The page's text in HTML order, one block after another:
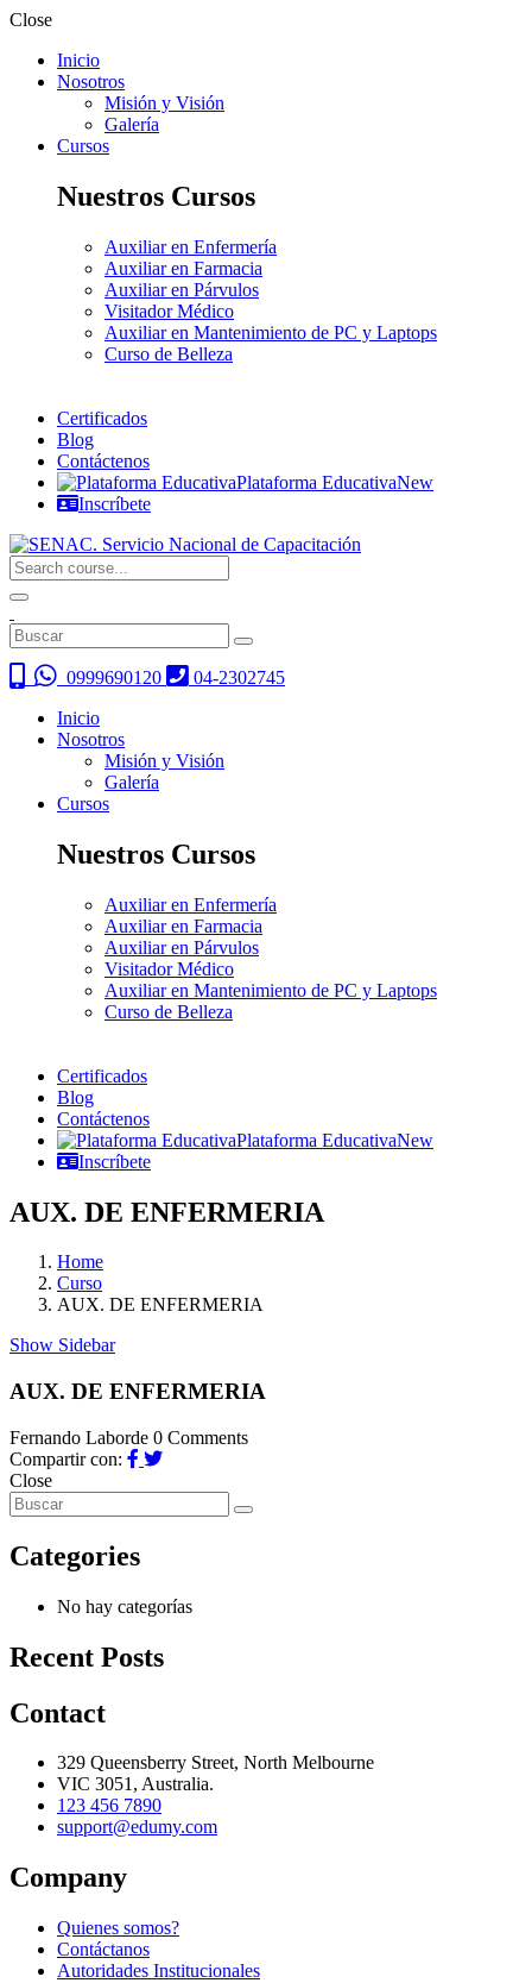
Close
Inicio
Nosotros
Misión y Visión
Galería
Cursos
Nuestros Cursos
Auxiliar en Enfermería
Auxiliar en Farmacia
Auxiliar en Párvulos
Visitador Médico
Auxiliar en Mantenimiento de PC y Laptops
Curso de Belleza
Certificados
Blog
Contáctenos
Plataforma EducativaNew
Inscríbete
0999690120
04-2302745
Inicio
Nosotros
Misión y Visión
Galería
Cursos
Nuestros Cursos
Auxiliar en Enfermería
Auxiliar en Farmacia
Auxiliar en Párvulos
Visitador Médico
Auxiliar en Mantenimiento de PC y Laptops
Curso de Belleza
Certificados
Blog
Contáctenos
Plataforma EducativaNew
Inscríbete
AUX. DE ENFERMERIA
Home
Curso
AUX. DE ENFERMERIA
Show Sidebar
AUX. DE ENFERMERIA
Fernando Laborde 0 Comments
Compartir con:
Close
Categories
No hay categorías
Recent Posts
Contact
329 Queensberry Street, North Melbourne
VIC 3051, Australia.
123 456 7890
support@edumy.com
Company
Quienes somos?
Contáctanos
Autoridades Institucionales